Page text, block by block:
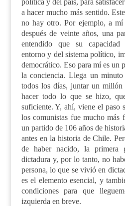
a hacer mucho más sentido.
no hay otro. Por ejemplo, a mí
después de veinte años, una
entendido que su capacidad
entorno y del sistema político,
democrático. Eso para mí es un
la conciencia. Llega un
todos los días, juntar un millón
hacer todo lo que se hizo,
suficiente. Y, ahí, viene el paso
los comunistas fue mucho más
un partido de 106 años de
antes en la historia de Chile.
de haber nacido, la primera
dictadura y, por lo tanto, no
persona, lo que se vivió en
es el elemento esencial, y
condiciones para que
izquierda en breve.